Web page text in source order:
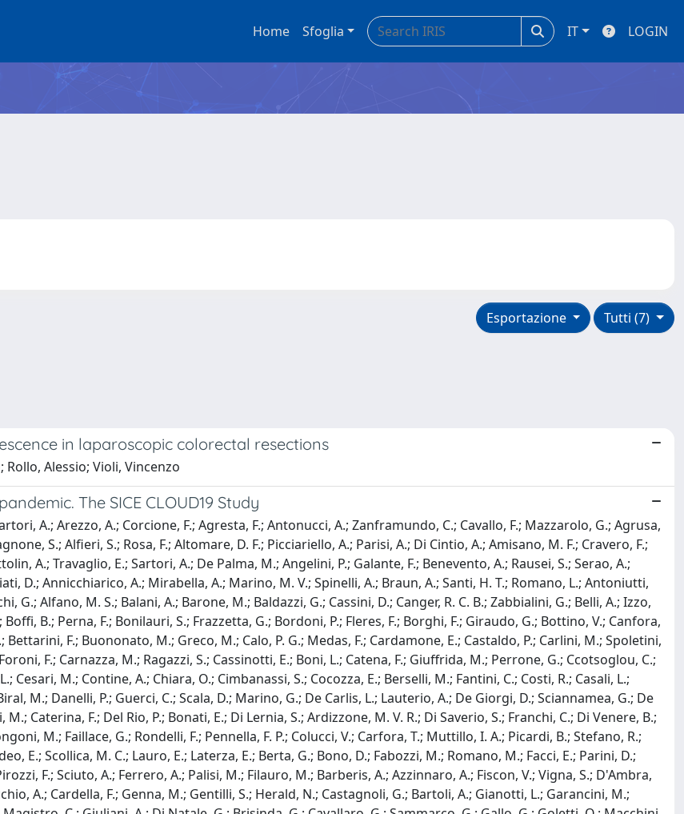
Home Sfoglia IT LOGIN
Tutti (7)
Esportazione
in laparoscopic colorectal resections
Alessio; Violi, Vincenzo
The SICE CLOUD19 Study
A.; Arezzo, A.; Corcione, F.; Agresta, F.; Antonucci, A.; Zanframundo, C.; Cavallo, F.; Mazzarolo, G.; Agrusa,
S.; Alfieri, S.; Rosa, F.; Altomare, D. F.; Picciariello, A.; Parisi, A.; Di Cintio, A.; Amisano, M. F.; Cravero, F.;
A.; Travaglio, E.; Sartori, A.; De Palma, M.; Angelini, P.; Galante, F.; Benevento, A.; Rausei, S.; Serao, A.;
D.; Annicchiarico, A.; Mirabella, A.; Marino, M. V.; Spinelli, A.; Braun, A.; Santi, H. T.; Romano, L.; Antoniutti,
G.; Alfano, M. S.; Balani, A.; Barone, M.; Baldazzi, G.; Cassini, D.; Canger, R. C. B.; Zabbialini, G.; Belli, A.; Izzo,
B.; Perna, F.; Bonilauri, S.; Frazzetta, G.; Bordoni, P.; Fleres, F.; Borghi, F.; Giraudo, G.; Bottino, V.; Canfora,
Bettarini, F.; Buononato, M.; Greco, M.; Calo, P. G.; Medas, F.; Cardamone, E.; Castaldo, P.; Carlini, M.; Spoletini,
F.; Carnazza, M.; Ragazzi, S.; Cassinotti, E.; Boni, L.; Catena, F.; Giuffrida, M.; Perrone, G.; Ccotsoglou, C.;
Cesari, M.; Contine, A.; Chiara, O.; Cimbanassi, S.; Cocozza, E.; Berselli, M.; Fantini, C.; Costi, R.; Casali, L.;
M.; Danelli, P.; Guerci, C.; Scala, D.; Marino, G.; De Carlis, L.; Lauterio, A.; De Giorgi, D.; Sciannamea, G.; De
Caterina, F.; Del Rio, P.; Bonati, E.; Di Lernia, S.; Ardizzone, M. V. R.; Di Saverio, S.; Franchi, C.; Di Venere, B.;
M.; Faillace, G.; Rondelli, F.; Pennella, F. P.; Colucci, V.; Carfora, T.; Muttillo, I. A.; Picardi, B.; Stefano, R.;
E.; Scollica, M. C.; Lauro, E.; Laterza, E.; Berta, G.; Bono, D.; Fabozzi, M.; Romano, M.; Facci, E.; Parini, D.;
F.; Sciuto, A.; Ferrero, A.; Palisi, M.; Filauro, M.; Barberis, A.; Azzinnaro, A.; Fiscon, V.; Vigna, S.; D'Ambra,
A.; Cardella, F.; Genna, M.; Gentilli, S.; Herald, N.; Castagnoli, G.; Bartoli, A.; Gianotti, L.; Garancini, M.;